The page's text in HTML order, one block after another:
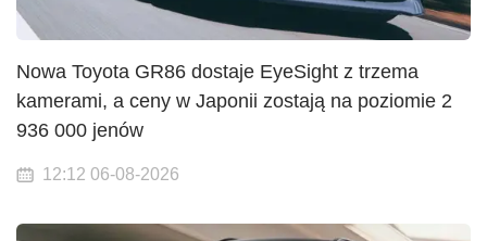
Nowa Toyota GR86 dostaje EyeSight z trzema
kamerami, a ceny w Japonii zostają na poziomie 2
936 000 jenów
12:12 06-08-2026